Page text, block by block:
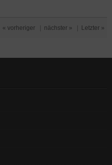
« vorheriger | nächster » | Letzter »